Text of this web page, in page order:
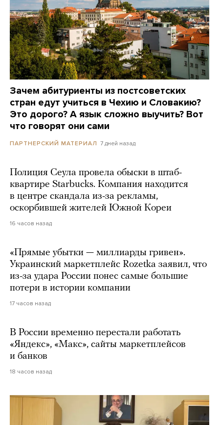
Зачем абитуриенты из постсоветских
стран едут учиться в Чехию и Словакию?
Это дорого? А язык сложно выучить? Вот
что говорят они сами
ПАРТНЕРСКИЙ МАТЕРИАЛ 7 дней назад
Полиция Сеула провела обыски в штаб-
квартире Starbucks. Компания находится
в центре скандала из-за рекламы,
оскорбившей жителей Южной Кореи
16 часов назад
«Прямые убытки — миллиарды гривен».
Украинский маркетплейс Rozetka заявил, что
из-за удара России понес самые большие
потери в истории компании
17 часов назад
В России временно перестали работать
«Яндекс», «Макс», сайты маркетплейсов
и банков
18 часов назад